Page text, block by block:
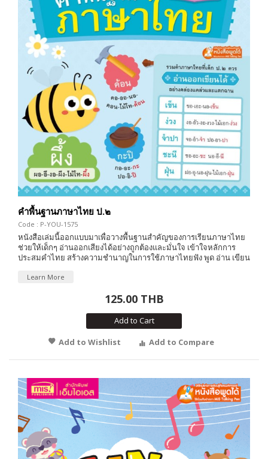
คำพื้นฐานภาษาไทย ป.๒
Code : P-YOU-1575
หนังสือเล่มนี้ออกแบบมาเพื่อวางพื้นฐานสำคัญของการเรียนภาษาไทย
ช่วยให้เด็กๆ อ่านออกเสียงได้อย่างถูกต้องและมั่นใจ เข้าใจหลักการ
ประสมคำไทย สร้างความชำนาญในการใช้ภาษาไทยฟัง พูด อ่าน เขียน
Learn More
125.00 THB
Add to Cart
Add to Wishlist
Add to Compare